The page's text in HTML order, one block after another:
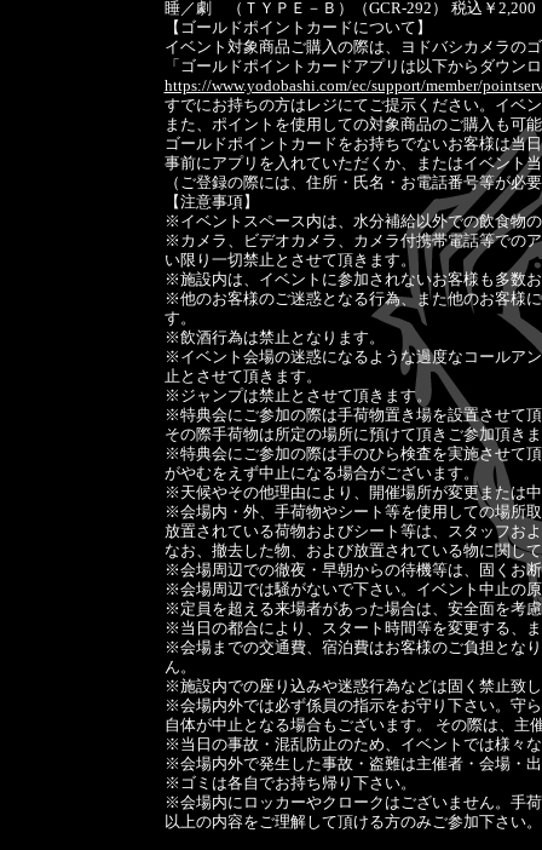
睡／劇 （ＴＹＰＥ－Ｂ）（GCR-292） 税込￥2,200
【ゴールドポイントカードについて】
イベント対象商品ご購入の際は、ヨドバシカメラの
「ゴールドポイントカードアプリは以下からダウン
https://www.yodobashi.com/ec/support/member/
すでにお持ちの方はレジにてご提示ください。イベ
また、ポイントを使用しての対象商品のご購入も可
ゴールドポイントカードをお持ちでないお客様は当
事前にアプリを入れていただくか、またはイベント
（ご登録の際には、住所・氏名・お電話番号等が必
【注意事項】
※イベントスペース内は、水分補給以外での飲食物
※カメラ、ビデオカメラ、カメラ付携帯電話等での
い限り一切禁止とさせて頂きます。
※施設内は、イベントに参加されないお客様も多数
※他のお客様のご迷惑となる行為、また他のお客様
す。
※飲酒行為は禁止となります。
※イベント会場の迷惑になるような過度なコールア
止とさせて頂きます。
※ジャンプは禁止とさせて頂きます。
※特典会にご参加の際は手荷物置き場を設置させて
その際手荷物は所定の場所に預けて頂きご参加頂き
※特典会にご参加の際は手のひら検査を実施させて
がやむをえず中止になる場合がございます。
※天候やその他理由により、開催場所が変更または
※会場内・外、手荷物やシート等を使用しての場所
放置されている荷物およびシート等は、スタッフお
なお、撤去した物、および放置されている物に関し
※会場周辺での徹夜・早朝からの待機等は、固くお
※会場周辺では騒がないで下さい。イベント中止の
※定員を超える来場者があった場合は、安全面を考
※当日の都合により、スタート時間等を変更する、
※会場までの交通費、宿泊費はお客様のご負担とな
ん。
※施設内での座り込みや迷惑行為などは固く禁止致
※会場内外では必ず係員の指示をお守り下さい。守
自体が中止となる場合もございます。 その際は、主
※当日の事故・混乱防止のため、イベントでは様々
※会場内外で発生した事故・盗難は主催者・会場・
※ゴミは各自でお持ち帰り下さい。
※会場内にロッカーやクロークはございません。手
以上の内容をご理解して頂ける方のみご参加下さい。